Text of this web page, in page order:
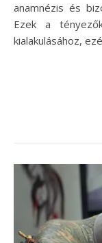
anamnézis és
Ezek a
kialakulásához,